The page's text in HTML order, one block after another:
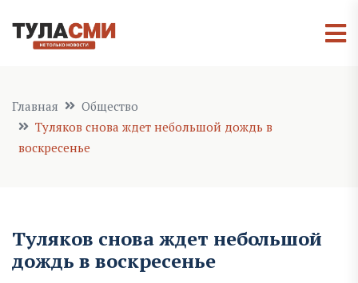
Главная
Общество
Туляков снова ждет небольшой дождь в
воскресенье
Туляков снова ждет небольшой
дождь в воскресенье